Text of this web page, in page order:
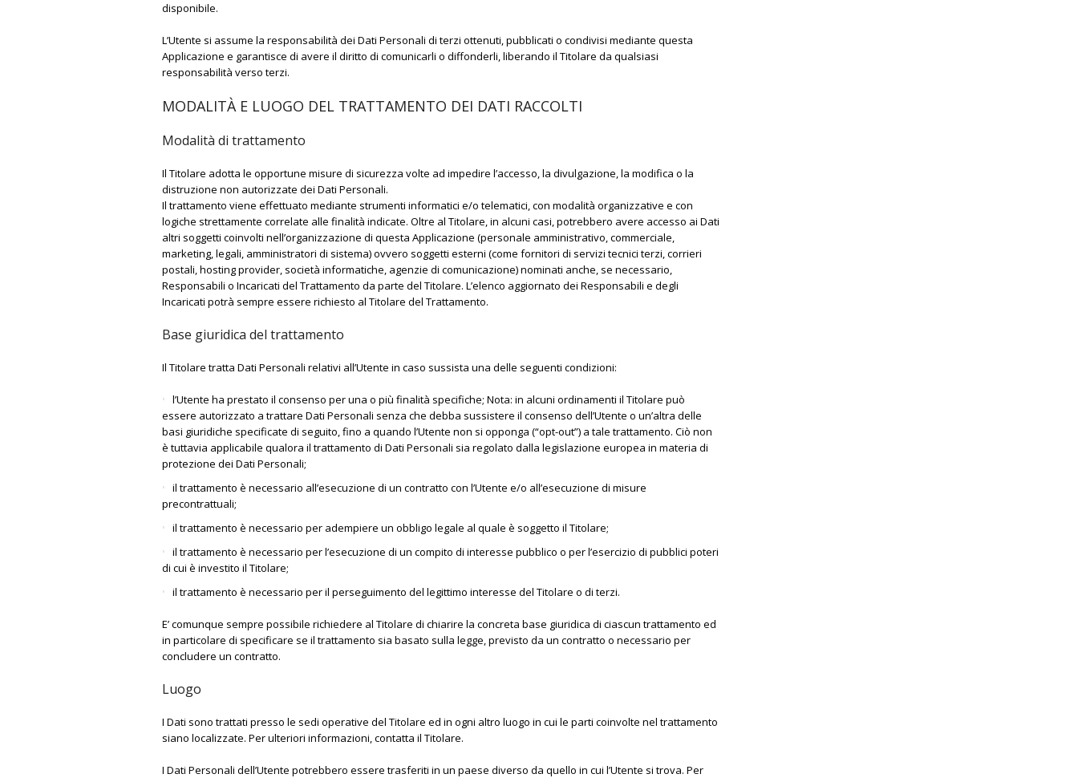
disponibile.
L’Utente si assume la responsabilità dei Dati Personali di terzi ottenuti, pubblicati o condivisi mediante questa
Applicazione e garantisce di avere il diritto di comunicarli o diffonderli, liberando il Titolare da qualsiasi
responsabilità verso terzi.
MODALITÀ E LUOGO DEL TRATTAMENTO DEI DATI RACCOLTI
Modalità di trattamento
Il Titolare adotta le opportune misure di sicurezza volte ad impedire l’accesso, la divulgazione, la modifica o la
distruzione non autorizzate dei Dati Personali.
Il trattamento viene effettuato mediante strumenti informatici e/o telematici, con modalità organizzative e con
logiche strettamente correlate alle finalità indicate. Oltre al Titolare, in alcuni casi, potrebbero avere accesso ai Dati
altri soggetti coinvolti nell’organizzazione di questa Applicazione (personale amministrativo, commerciale,
marketing, legali, amministratori di sistema) ovvero soggetti esterni (come fornitori di servizi tecnici terzi, corrieri
postali, hosting provider, società informatiche, agenzie di comunicazione) nominati anche, se necessario,
Responsabili o Incaricati del Trattamento da parte del Titolare. L’elenco aggiornato dei Responsabili e degli
Incaricati potrà sempre essere richiesto al Titolare del Trattamento.
Base giuridica del trattamento
Il Titolare tratta Dati Personali relativi all’Utente in caso sussista una delle seguenti condizioni:
l’Utente ha prestato il consenso per una o più finalità specifiche; Nota: in alcuni ordinamenti il Titolare può
essere autorizzato a trattare Dati Personali senza che debba sussistere il consenso dell’Utente o un’altra delle
basi giuridiche specificate di seguito, fino a quando l’Utente non si opponga (“opt-out”) a tale trattamento. Ciò non
è tuttavia applicabile qualora il trattamento di Dati Personali sia regolato dalla legislazione europea in materia di
protezione dei Dati Personali;
il trattamento è necessario all’esecuzione di un contratto con l’Utente e/o all’esecuzione di misure
precontrattuali;
il trattamento è necessario per adempiere un obbligo legale al quale è soggetto il Titolare;
il trattamento è necessario per l’esecuzione di un compito di interesse pubblico o per l’esercizio di pubblici poteri
di cui è investito il Titolare;
il trattamento è necessario per il perseguimento del legittimo interesse del Titolare o di terzi.
E’ comunque sempre possibile richiedere al Titolare di chiarire la concreta base giuridica di ciascun trattamento ed
in particolare di specificare se il trattamento sia basato sulla legge, previsto da un contratto o necessario per
concludere un contratto.
Luogo
I Dati sono trattati presso le sedi operative del Titolare ed in ogni altro luogo in cui le parti coinvolte nel trattamento
siano localizzate. Per ulteriori informazioni, contatta il Titolare.
I Dati Personali dell’Utente potrebbero essere trasferiti in un paese diverso da quello in cui l’Utente si trova. Per